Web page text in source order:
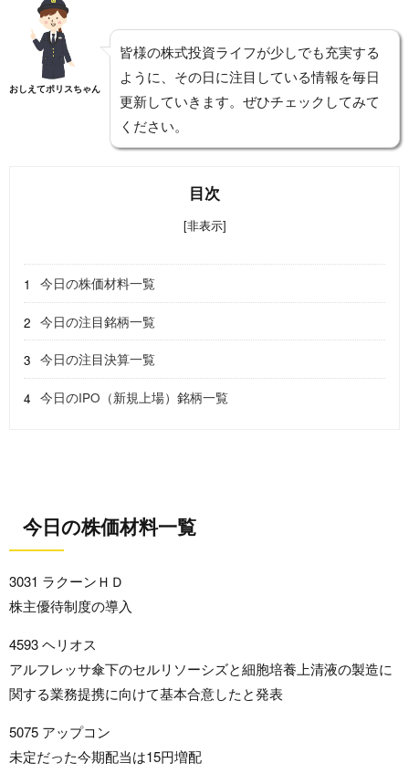
おしえてポリスちゃん
皆様の株式投資ライフが少しでも充実する
ように、その日に注目している情報を毎日
更新していきます。ぜひチェックしてみて
ください。
目次
[非表示]
今日の株価材料一覧
今日の注目銘柄一覧
今日の注目決算一覧
今日のIPO（新規上場）銘柄一覧
今日の株価材料一覧
3031 ラクーンＨＤ
株主優待制度の導入
4593 ヘリオス
アルフレッサ傘下のセルリソーシズと細胞培養上清液の製造に
関する業務提携に向けて基本合意したと発表
5075 アップコン
未定だった今期配当は15円増配